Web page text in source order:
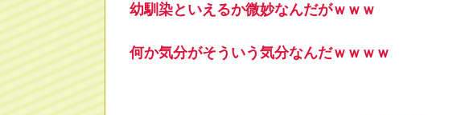
幼馴染といえるか微妙なんだがｗｗｗ
何か気分がそういう気分なんだｗｗｗｗ